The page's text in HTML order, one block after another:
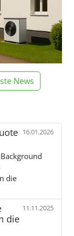
News
16.01.2026
die
die
11.11.2025